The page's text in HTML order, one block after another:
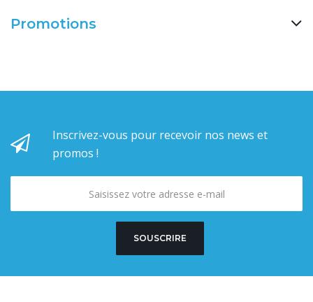
Promotions
Inscrivez-vous pour recevoir nos news et
promos !
SOUSCRIRE